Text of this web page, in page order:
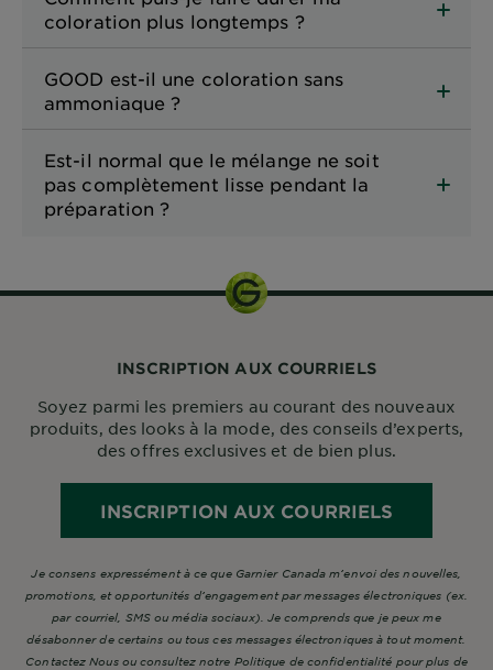
coloration plus longtemps ?
GOOD est-il une coloration sans
ammoniaque ?
Est-il normal que le mélange ne soit
pas complètement lisse pendant la
préparation ?
INSCRIPTION AUX COURRIELS
Soyez parmi les premiers au courant des nouveaux
produits, des looks à la mode, des conseils d’experts,
des offres exclusives et de bien plus.
INSCRIPTION AUX COURRIELS
Je consens expressément à ce que Garnier Canada m’envoi des nouvelles,
promotions, et opportunités d’engagement par messages électroniques (ex.
par courriel, SMS ou média sociaux). Je comprends que je peux me
désabonner de certains ou tous ces messages électroniques à tout moment.
Contactez Nous ou consultez notre Politique de confidentialité pour plus de